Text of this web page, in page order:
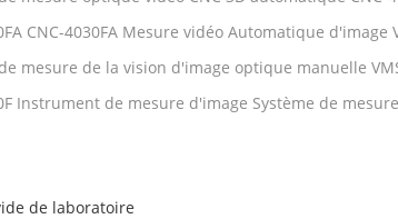
machine de mesure vidéo, instrument optique
CNC-4030FA Mesure vidéo Automatique d'image
de mesure Machine
mesure de la vision d'image optique manuelle
de mesure vidéo 3D CNC
Instrument de mesure d'image Système de
de laboratoire